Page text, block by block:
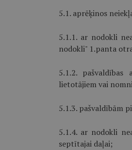
5.1. aprēķinos
5.1.1. ar nodokli
nodokli" 1.panta
5.1.2.
lietotājiem vai
5.1.3. pašvaldībām
5.1.4. ar nodokli
septītajai daļai;